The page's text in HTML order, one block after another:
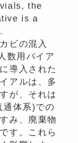
the
is a
ビの混入
数用バイア
導入された
アルは、多
が、それは
通体系)での
み、廃棄物
す。これら